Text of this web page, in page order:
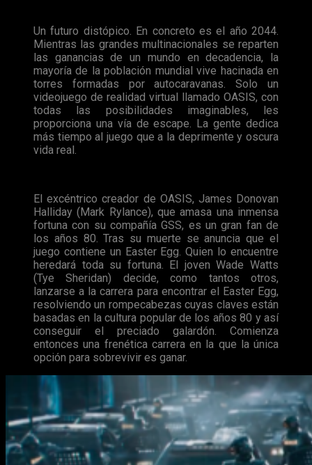
Un futuro distópico. En concreto es el año 2044.
Mientras las grandes multinacionales se reparten
las ganancias de un mundo en decadencia, la
mayoría de la población mundial vive hacinada en
torres formadas por autocaravanas. Solo un
videojuego de realidad virtual llamado OASIS, con
todas las posibilidades imaginables, les
proporciona una vía de escape. La gente dedica
más tiempo al juego que a la deprimente y oscura
vida real.
El excéntrico creador de OASIS, James Donovan
Halliday (Mark Rylance), que amasa una inmensa
fortuna con su compañía GSS, es un gran fan de
los años 80. Tras su muerte se anuncia que el
juego contiene un Easter Egg. Quien lo encuentre
heredará toda su fortuna. El joven Wade Watts
(Tye Sheridan) decide, como tantos otros,
lanzarse a la carrera para encontrar el Easter Egg,
resolviendo un rompecabezas cuyas claves están
basadas en la cultura popular de los años 80 y así
conseguir el preciado galardón. Comienza
entonces una frenética carrera en la que la única
opción para sobrevivir es ganar.